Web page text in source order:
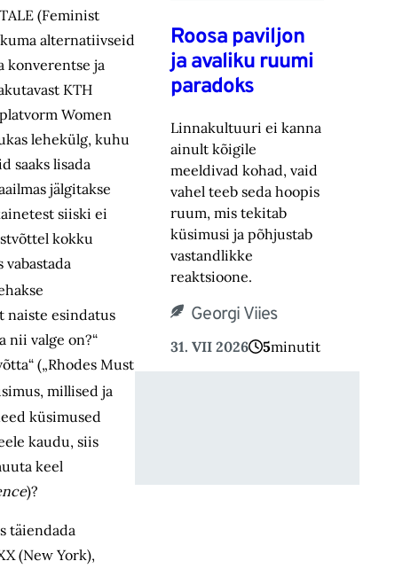
(Feminist
alternatiivseid
konverentse ja
KTH
Women
lehekülg, kuhu
saaks lisada
jälgitakse
siiski ei
kokku
naiste esindatus
nii valge on?“
(„Rhodes Must
millised ja
küsimused
kaudu, siis
keel
)?
täiendada
(New York),
Roosa paviljon
ja avaliku ruumi
paradoks
Linnakultuuri ei kanna
ainult kõigile
meeldivad kohad, vaid
vahel teeb seda hoopis
ruum, mis tekitab
küsimusi ja põhjustab
vastandlikke
reaktsioone.
Georgi Viies
31. VII 2026 5minutit